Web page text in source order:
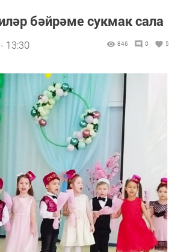
бәйрәме сукмак сала
13:30 846 0 5